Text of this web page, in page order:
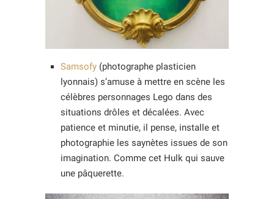
Samsofy (photographe plasticien
lyonnais) s’amuse à mettre en scène les
célèbres personnages Lego dans des
situations drôles et décalées. Avec
patience et minutie, il pense, installe et
photographie les saynètes issues de son
imagination. Comme cet Hulk qui sauve
une pâquerette.